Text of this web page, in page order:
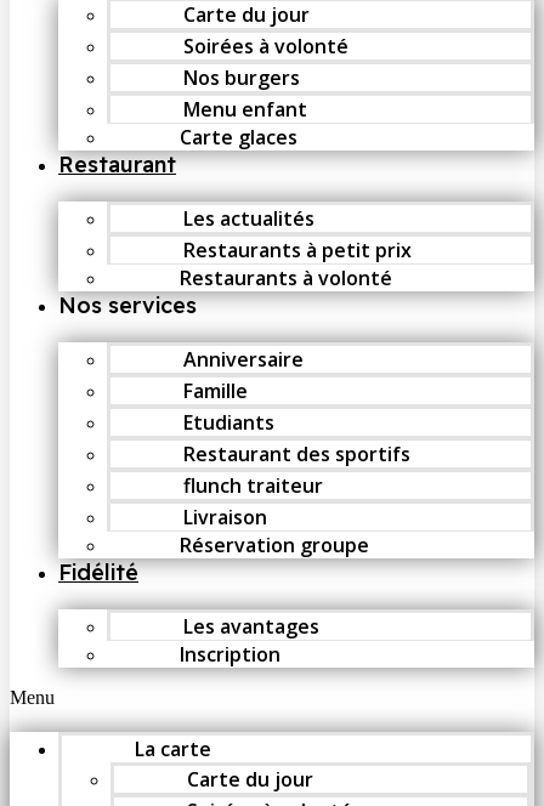
Carte du jour
Soirées à volonté
Nos burgers
Menu enfant
Carte glaces
Restaurant
Les actualités
Restaurants à petit prix
Restaurants à volonté
Nos services
Anniversaire
Famille
Etudiants
Restaurant des sportifs
flunch traiteur
Livraison
Réservation groupe
Fidélité
Les avantages
Inscription
Menu
La carte
Carte du jour